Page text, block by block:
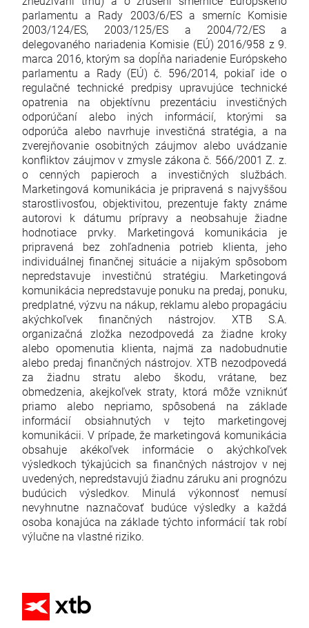
parlamentu a Rady 2003/6/ES a smerníc Komisie
2003/124/ES, 2003/125/ES a 2004/72/ES a
delegovaného nariadenia Komisie (EÚ) 2016/958 z 9.
marca 2016, ktorým sa dopĺňa nariadenie Európskeho
parlamentu a Rady (EÚ) č. 596/2014, pokiaľ ide o
regulačné technické predpisy upravujúce technické
opatrenia na objektívnu prezentáciu investičných
odporúčaní alebo iných informácií, ktorými sa
odporúča alebo navrhuje investičná stratégia, a na
zverejňovanie osobitných záujmov alebo uvádzanie
konfliktov záujmov v zmysle zákona č. 566/2001 Z. z.
o cenných papieroch a investičných službách.
Marketingová komunikácia je pripravená s najvyššou
starostlivosťou, objektivitou, prezentuje fakty známe
autorovi k dátumu prípravy a neobsahuje žiadne
hodnotiace prvky. Marketingová komunikácia je
pripravená bez zohľadnenia potrieb klienta, jeho
individuálnej finančnej situácie a nijakým spôsobom
nepredstavuje investičnú stratégiu. Marketingová
komunikácia nepredstavuje ponuku na predaj, ponuku,
predplatné, výzvu na nákup, reklamu alebo propagáciu
akýchkoľvek finančných nástrojov. XTB S.A.
organizačná zložka nezodpovedá za žiadne kroky
alebo opomenutia klienta, najmä za nadobudnutie
alebo predaj finančných nástrojov. XTB nezodpovedá
za žiadnu stratu alebo škodu, vrátane, bez
obmedzenia, akejkoľvek straty, ktorá môže vzniknúť
priamo alebo nepriamo, spôsobená na základe
informácií obsiahnutých v tejto marketingovej
komunikácii. V prípade, že marketingová komunikácia
obsahuje akékoľvek informácie o akýchkoľvek
výsledkoch týkajúcich sa finančných nástrojov v nej
uvedených, nepredstavujú žiadnu záruku ani prognózu
budúcich výsledkov. Minulá výkonnosť nemusí
nevyhnutne naznačovať budúce výsledky a každá
osoba konajúca na základe týchto informácií tak robí
výlučne na vlastné riziko.